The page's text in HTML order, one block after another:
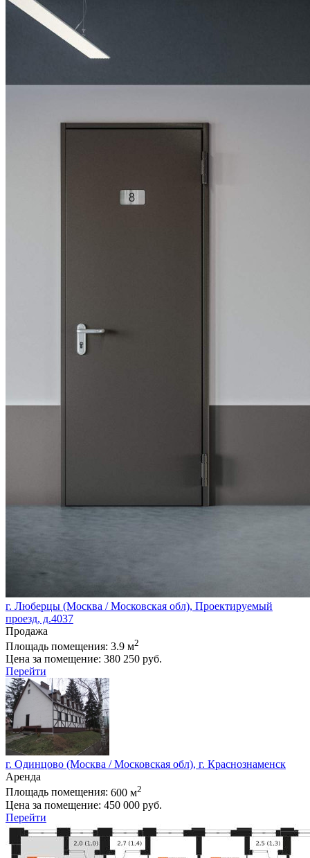
г. Люберцы (Москва / Московская обл), Проектируемый
проезд, д.4037
Продажа
Площадь помещения: 3.9 м2
Цена за помещение: 380 250 руб.
Перейти
г. Одинцово (Москва / Московская обл), г. Краснознаменск
Аренда
Площадь помещения: 600 м2
Цена за помещение: 450 000 руб.
Перейти